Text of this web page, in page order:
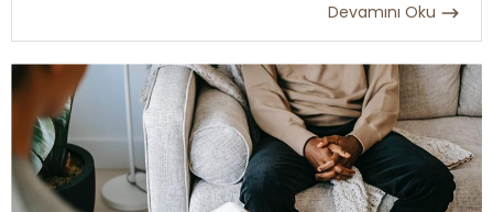
Devamını Oku